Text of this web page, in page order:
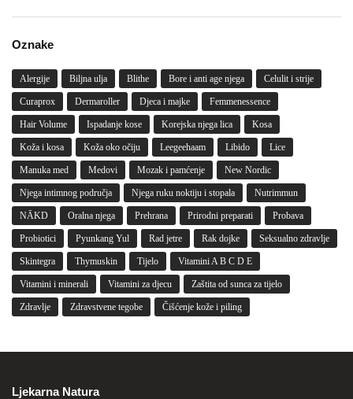
Oznake
Alergije Biljna ulja Blithe Bore i anti age njega Celulit i strije
Curaprox Dermaroller Djeca i majke Femmenessence
Hair Volume Ispadanje kose Korejska njega lica Kosa
Koža i kosa Koža oko očiju Leegeehaam Libido Lice
Manuka med Medovi Mozak i pamćenje New Nordic
Njega intimnog područja Njega ruku noktiju i stopala Nutrimmun
NĀKD Oralna njega Prehrana Prirodni preparati Probava
Probiotici Pyunkang Yul Rad jetre Rak dojke Seksualno zdravlje
Skintegra Thymuskin Tijelo Vitamini A B C D E
Vitamini i minerali Vitamini za djecu Zaštita od sunca za tijelo
Zdravlje Zdravstvene tegobe Čišćenje kože i piling
Ljekarna Natura